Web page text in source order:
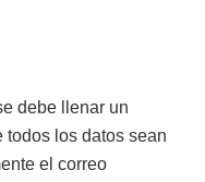
debe llenar un
todos los datos sean
el correo